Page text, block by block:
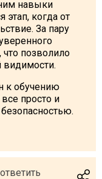
навыки
этап, когда от
За пару
что позволило
видимости.
к обучению
просто и
ответить